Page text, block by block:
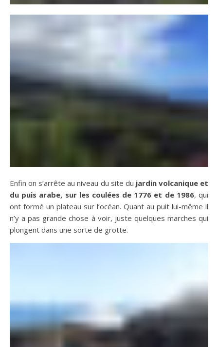
Enfin on s’arrête au niveau du site du jardin volcanique et
du puis arabe, sur les coulées de 1776 et de 1986, qui
ont formé un plateau sur l’océan. Quant au puit lui-même il
n’y a pas grande chose à voir, juste quelques marches qui
plongent dans une sorte de grotte.